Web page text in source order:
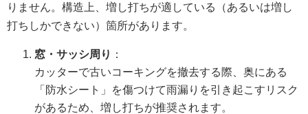
りません。構造上、増し打ちが適している（あるいは増し
打ちしかできない）箇所があります。
窓・サッシ周り ：
カッターで古いコーキングを撤去する際、奥にある
「防水シート」を傷つけて雨漏りを引き起こすリスク
があるため、増し打ちが推奨されます。